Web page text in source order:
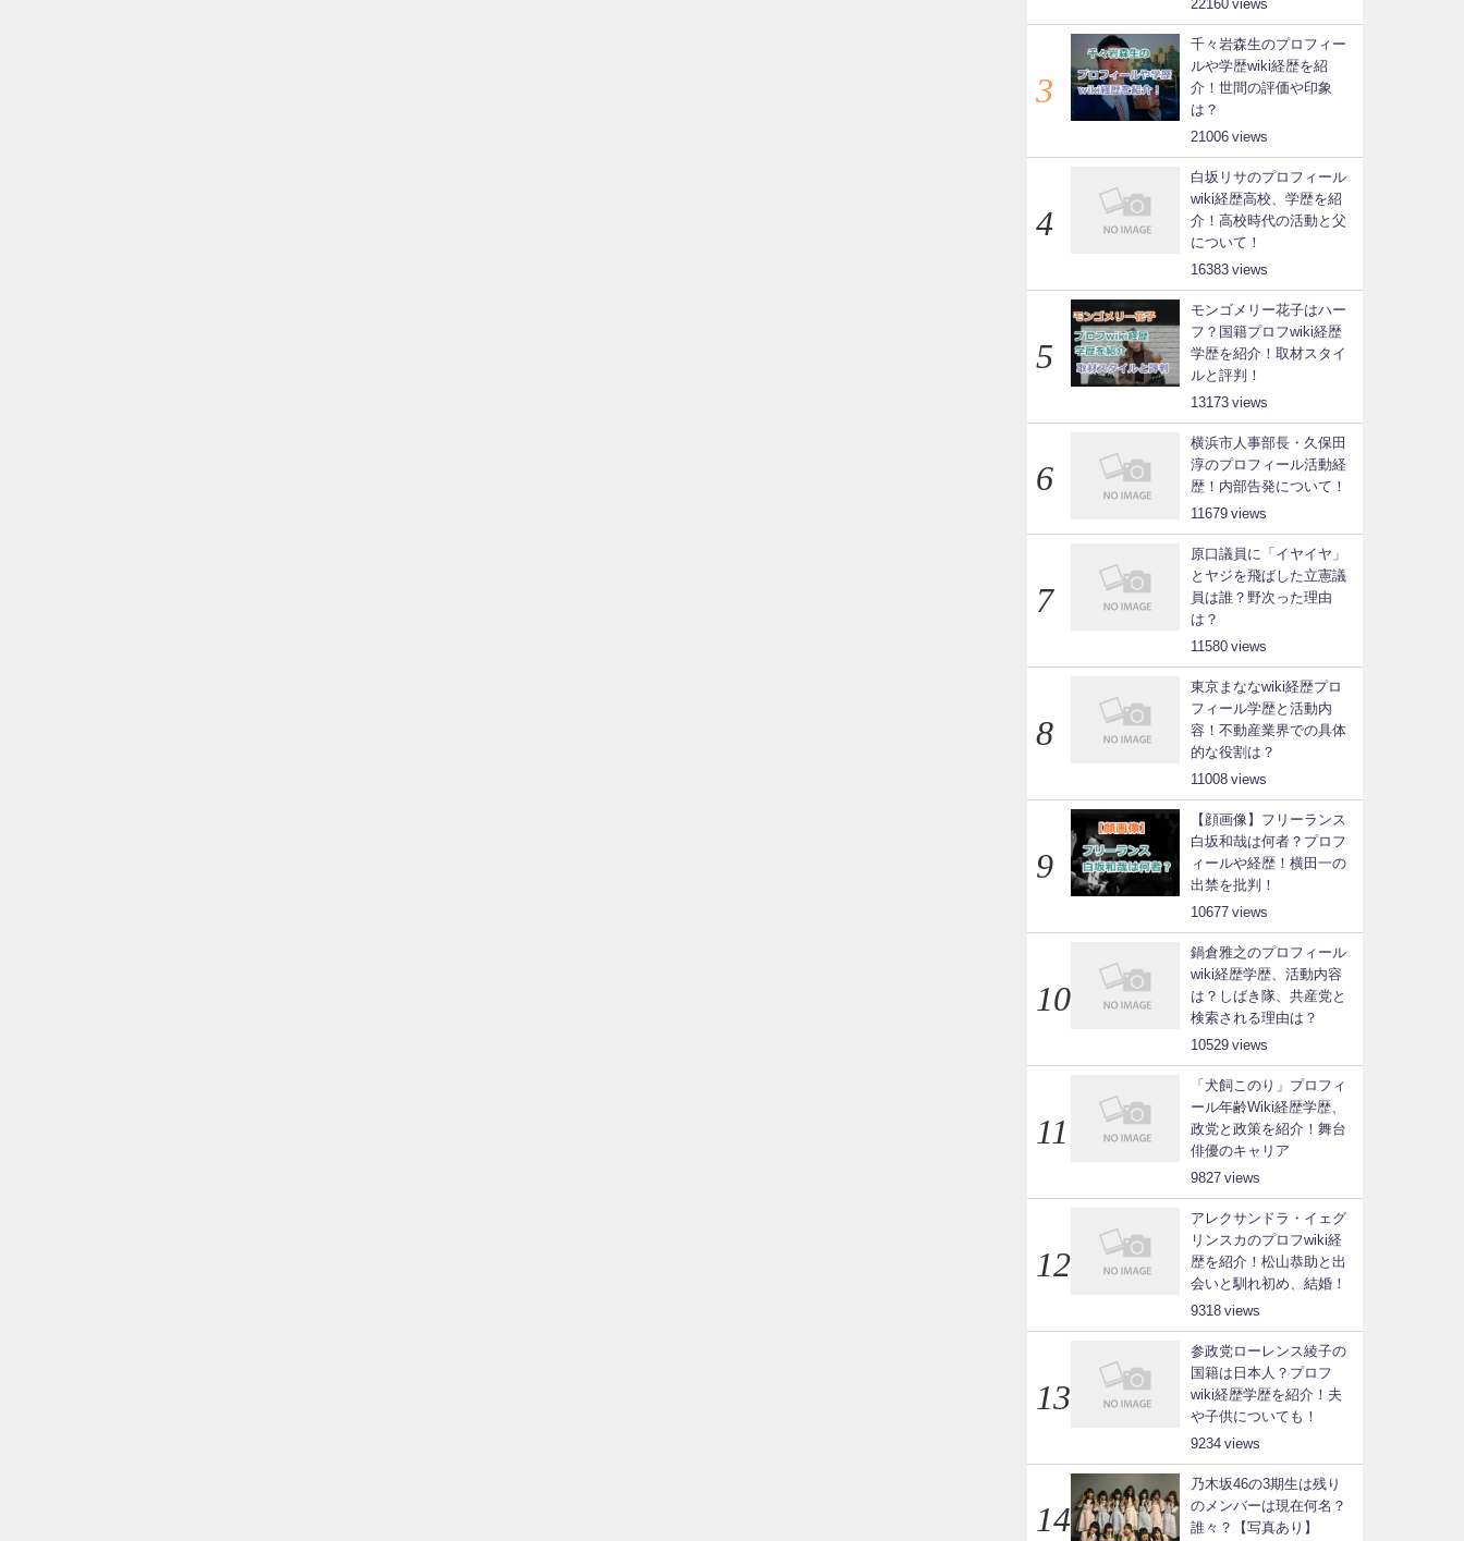
22160
千々岩森生のプロフィー
ルや学歴wiki経歴を紹
介！世間の評価や印象
は？
21006
白坂リサのプロフィール
wiki経歴高校、学歴を紹
介！高校時代の活動と父
について！
16383
モンゴメリー花子はハー
フ？国籍プロフwiki経歴
学歴を紹介！取材スタイ
ルと評判！
13173
横浜市人事部長・久保田
淳のプロフィール活動経
歴！内部告発について！
11679
原口議員に「イヤイヤ」
とヤジを飛ばした立憲議
員は誰？野次った理由
は？
11580
東京まななwiki経歴プロ
フィール学歴と活動内
容！不動産業界での具体
的な役割は？
11008
【顔画像】フリーランス
白坂和哉は何者？プロフ
ィールや経歴！横田一の
出禁を批判！
10677
鍋倉雅之のプロフィール
wiki経歴学歴、活動内容
は？しばき隊、共産党と
検索される理由は？
10529
「犬飼このり」プロフィ
ール年齢Wiki経歴学歴、
政党と政策を紹介！舞台
俳優のキャリア
9827
アレクサンドラ・イェグ
リンスカのプロフwiki経
歴を紹介！松山恭助と出
会いと馴れ初め、結婚！
9318
参政党ローレンス綾子の
国籍は日本人？プロフ
wiki経歴学歴を紹介！夫
や子供についても！
9234
乃木坂46の3期生は残り
のメンバーは現在何名？
誰々？【写真あり】